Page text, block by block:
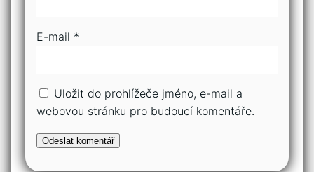
E-mail *
Uložit do prohlížeče jméno, e-mail a
webovou stránku pro budoucí komentáře.